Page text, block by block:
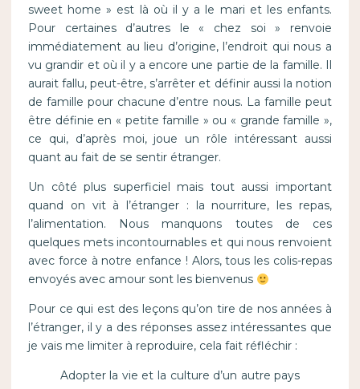
sweet home » est là où il y a le mari et les enfants.
Pour certaines d’autres le « chez soi » renvoie
immédiatement au lieu d’origine, l’endroit qui nous a
vu grandir et où il y a encore une partie de la famille. Il
aurait fallu, peut-être, s’arrêter et définir aussi la notion
de famille pour chacune d’entre nous. La famille peut
être définie en « petite famille » ou « grande famille »,
ce qui, d’après moi, joue un rôle intéressant aussi
quant au fait de se sentir étranger.
Un côté plus superficiel mais tout aussi important
quand on vit à l’étranger : la nourriture, les repas,
l’alimentation. Nous manquons toutes de ces
quelques mets incontournables et qui nous renvoient
avec force à notre enfance ! Alors, tous les colis-repas
envoyés avec amour sont les bienvenus
Pour ce qui est des leçons qu’on tire de nos années à
l’étranger, il y a des réponses assez intéressantes que
je vais me limiter à reproduire, cela fait réfléchir :
Adopter la vie et la culture d’un autre pays